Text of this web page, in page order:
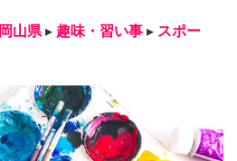
岡山県 ▸ 趣味・習い事 ▸ スポー